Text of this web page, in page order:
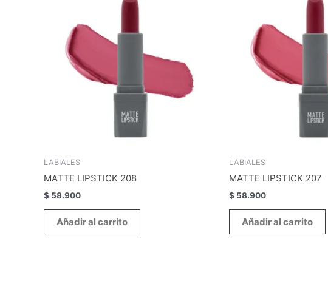
LABIALES
MATTE LIPSTICK 208
$ 58.900
Añadir al carrito
LABIALES
MATTE LIPSTICK 207
$ 58.900
Añadir al carrito